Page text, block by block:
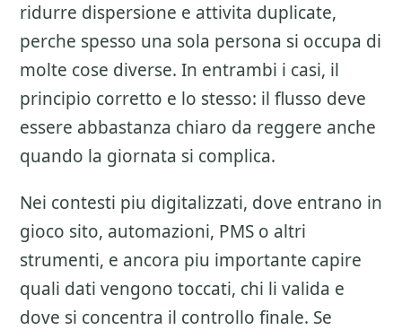
ridurre dispersione e attivita duplicate,
perche spesso una sola persona si occupa di
molte cose diverse. In entrambi i casi, il
principio corretto e lo stesso: il flusso deve
essere abbastanza chiaro da reggere anche
quando la giornata si complica.
Nei contesti piu digitalizzati, dove entrano in
gioco sito, automazioni, PMS o altri
strumenti, e ancora piu importante capire
quali dati vengono toccati, chi li valida e
dove si concentra il controllo finale. Se